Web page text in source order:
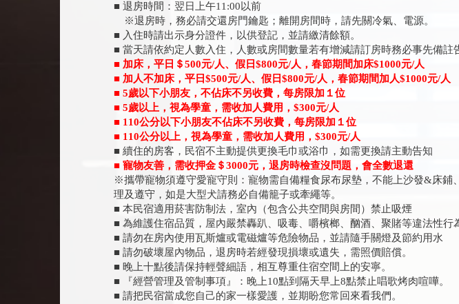
■ 退房時間：翌日上午11:00以前
※退房時，務必請交還房門鑰匙；離開房間時，請先關冷氣、電源。
■ 入住時請出示身分證件，以供登記，並請繳清餘額。
■ 當天請依約定人數入住，人數或房間數量若有增減請訂房時務必事先備註
■ 加床，平日＄500元/人、假日$800元/人，春節期間加床$1000元/人
■ 加人不加床，平日$500元/人、假日$800元/人，春節期間加人$1000元/人
■ 5歲以下小朋友，不佔床不另收費，每房限加１位
■ 5歲以上，視為學童，需收加人費用，$300元/人
■ 110公分以下小朋友不佔床不另收費，每房限加１位
■ 110公分以上，視為學童，需收加人費用，$300元/人
■ 續住的房客，民宿不主動提供更換毛巾或浴巾，如需更換請主動告知
■ 寵物友善，需收押金＄3000元，退房時檢查沒問題，會全數退還
※攜帶寵物須遵守愛寵守則：寵物需自備糧食尿布尿墊，不能上沙發&床
理及遵守，如是大型犬請務必自備籠子或牽繩等。
■ 本民宿適用菸害防制法，室內（包含公共空間與房間）禁止吸煙
■ 為維護住宿品質，屋內嚴禁轟趴、吸毒、嚼檳榔、酗酒、聚賭等違法性行
■ 請勿在房內使用瓦斯爐或電磁爐等危險物品，並請隨手關燈及節約用水
■ 請勿破壞屋內物品，退房時若經發現損壞或遺失，需照價賠償。
■ 晚上十點後請保持輕聲細語，相互尊重住宿空間上的安寧。
■ 『經營管理及管制事項』：晚上10點到隔天早上8點禁止唱歌烤肉喧嘩。
■ 請把民宿當成您自己的家一樣愛護，並期盼您常回來看我們。